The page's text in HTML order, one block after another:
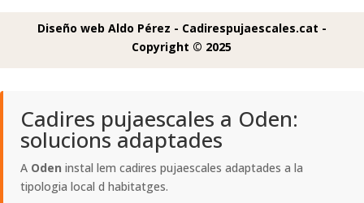
Diseño web Aldo Pérez - Cadirespujaescales.cat -
Copyright © 2025
Cadires pujaescales a Oden:
solucions adaptades
A Oden instal lem cadires pujaescales adaptades a la
tipologia local d habitatges.